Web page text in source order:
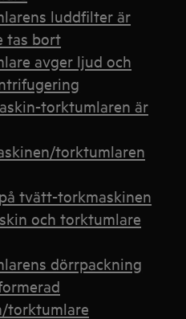
luddfilter är
tas bort
avger ljud och
torktumlaren är
torktumlaren
tvätt-torkmaskinen
och torktumlare
dörrpackning
torktumlare